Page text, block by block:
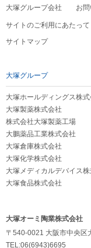
大塚グループ会社 お
サイトのご利用にあたって
サイトマップ
大塚グループ
大塚ホールディングス株式
大塚製薬株式会社
株式会社大塚製薬工場
大鵬薬品工業株式会社
大塚倉庫株式会社
大塚化学株式会社
大塚メディカルデバイス
大塚食品株式会社
大塚オーミ陶業株式会社
〒540-0021 大阪市中央区
TEL:06(6943)6695